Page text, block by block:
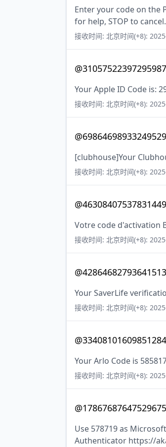
Enter your code on the
for help, STOP to cancel.
接收时间: 北京时间(+8):
Your Apple ID Code is:
接收时间: 北京时间(+8):
[clubhouse]Your
接收时间: 北京时间(+8):
Votre code d'activation
接收时间: 北京时间(+8):
Your SaverLife
接收时间: 北京时间(+8):
Your Arlo Code is
接收时间: 北京时间(+8):
Use 578719 as
Authenticator https://